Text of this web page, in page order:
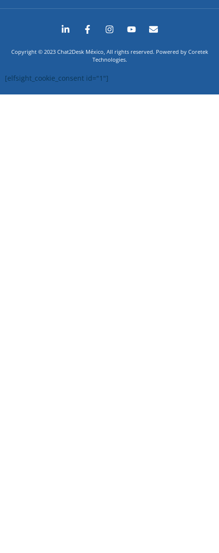
Copyright © 2023 Chat2Desk México, All rights reserved. Powered by Coretek
Technologies.
[elfsight_cookie_consent id="1"]